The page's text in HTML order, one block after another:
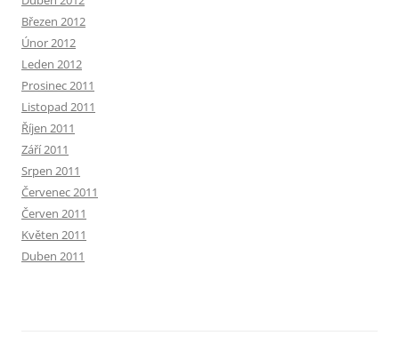
Březen 2012
Únor 2012
Leden 2012
Prosinec 2011
Listopad 2011
Říjen 2011
Září 2011
Srpen 2011
Červenec 2011
Červen 2011
Květen 2011
Duben 2011